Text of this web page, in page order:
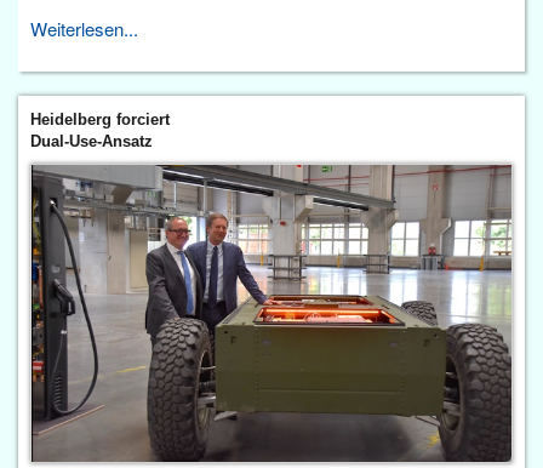
Weiterlesen...
Heidelberg forciert
Dual-Use-Ansatz